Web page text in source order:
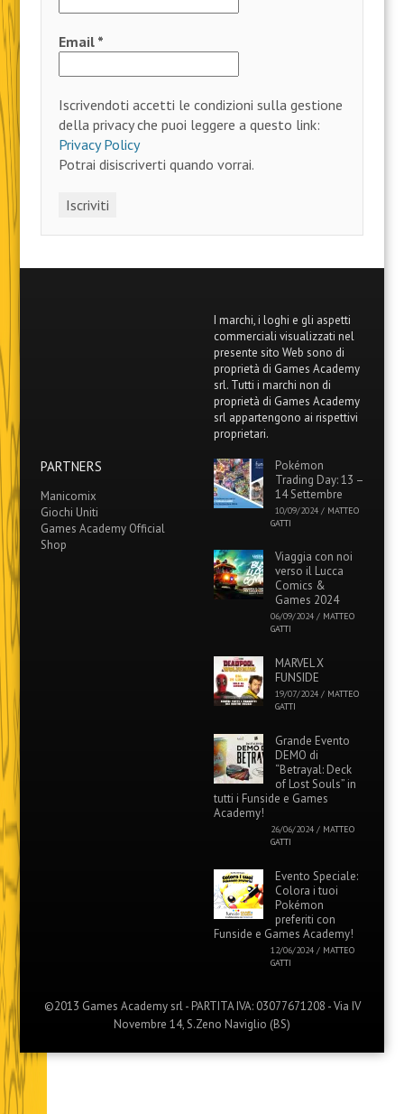
Email *
Iscrivendoti accetti le condizioni sulla gestione
della privacy che puoi leggere a questo link:
Privacy Policy
Potrai disiscriverti quando vorrai.
I marchi, i loghi e gli aspetti
commerciali visualizzati nel
presente sito Web sono di
proprietà di Games Academy
srl. Tutti i marchi non di
proprietà di Games Academy
srl appartengono ai rispettivi
proprietari.
PARTNERS
Manicomix
Giochi Uniti
Games Academy Official
Shop
Pokémon
Trading Day: 13 –
14 Settembre
10/09/2024 / MATTEO
GATTI
Viaggia con noi
verso il Lucca
Comics &
Games 2024
06/09/2024 / MATTEO
GATTI
MARVEL X
FUNSIDE
19/07/2024 / MATTEO
GATTI
Grande Evento
DEMO di
“Betrayal: Deck
of Lost Souls” in
tutti i Funside e Games
Academy!
26/06/2024 / MATTEO
GATTI
Evento Speciale:
Colora i tuoi
Pokémon
preferiti con
Funside e Games Academy!
12/06/2024 / MATTEO
GATTI
©2013 Games Academy srl - PARTITA IVA: 03077671208 - Via IV
Novembre 14, S.Zeno Naviglio (BS)